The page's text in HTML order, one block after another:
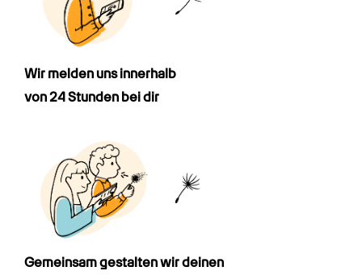
Wir melden uns innerhalb
von 24 Stunden bei dir
Gemeinsam gestalten wir deinen